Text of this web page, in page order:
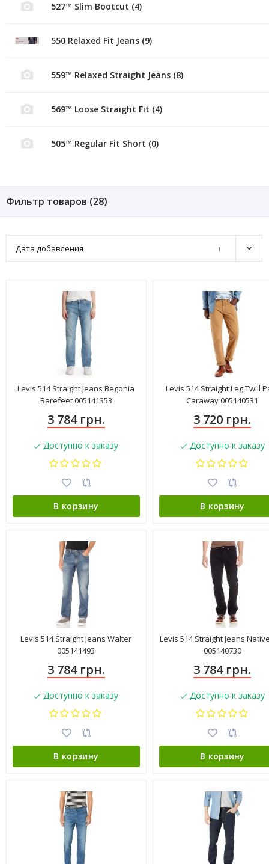
527™ Slim Bootcut (4)
550 Relaxed Fit Jeans (9)
559™ Relaxed Straight Jeans (8)
569™ Loose Straight Fit (4)
505™ Regular Fit Short (0)
Фильтр товаров (28)
Дата добавления ↑
Levis 514 Straight Jeans Begonia
Barefeet 005141353
3 784 грн.
Доступно к заказу
В корзину
Levis 514 Straight Leg Twill
Caraway 005140531
3 720 грн.
Доступно к заказу
В корзину
Levis 514 Straight Jeans Walter
005141493
3 784 грн.
Доступно к заказу
В корзину
Levis 514 Straight Jeans
005140730
3 784 грн.
Доступно к заказу
В корзину